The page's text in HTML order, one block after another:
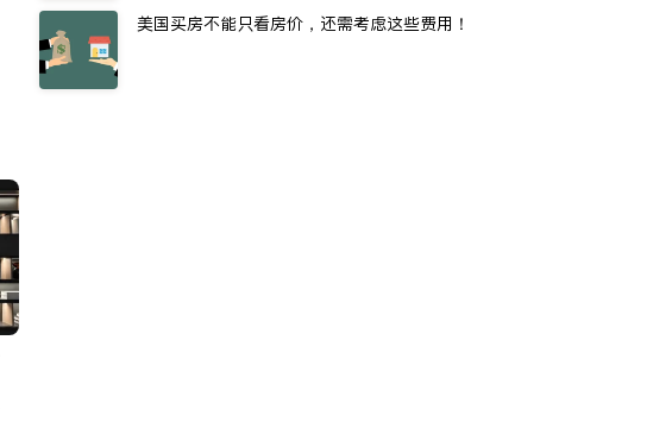
美国买房不能只看房价，还需考虑这些费用！